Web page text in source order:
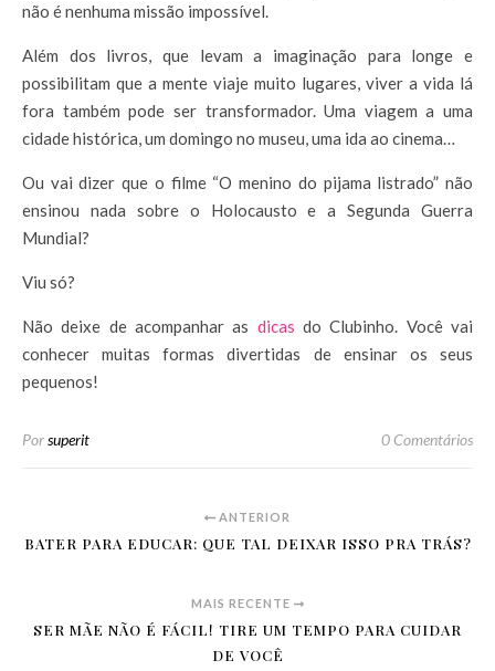
não é nenhuma missão impossível.
Além dos livros, que levam a imaginação para longe e
possibilitam que a mente viaje muito lugares, viver a vida lá
fora também pode ser transformador. Uma viagem a uma
cidade histórica, um domingo no museu, uma ida ao cinema…
Ou vai dizer que o filme “O menino do pijama listrado” não
ensinou nada sobre o Holocausto e a Segunda Guerra
Mundial?
Viu só?
Não deixe de acompanhar as dicas do Clubinho. Você vai
conhecer muitas formas divertidas de ensinar os seus
pequenos!
Porsuperit 0 Comentários
ANTERIOR
BATER PARA EDUCAR: QUE TAL DEIXAR ISSO PRA TRÁS?
MAIS RECENTE
SER MÃE NÃO É FÁCIL! TIRE UM TEMPO PARA CUIDAR
DE VOCÊ